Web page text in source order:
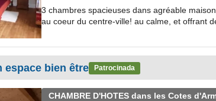
3 chambres spacieuses dans agréable
au coeur du centre-ville! au calme, et offrant
espace bien être Patrocinada
CHAMBRE D'HOTES dans les Cotes